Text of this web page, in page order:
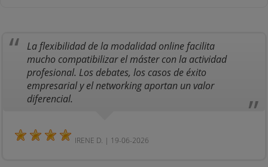
La flexibilidad de la modalidad online facilita
mucho compatibilizar el máster con la actividad
profesional. Los debates, los casos de éxito
empresarial y el networking aportan un valor
diferencial.
IRENE D. | 19-06-2026